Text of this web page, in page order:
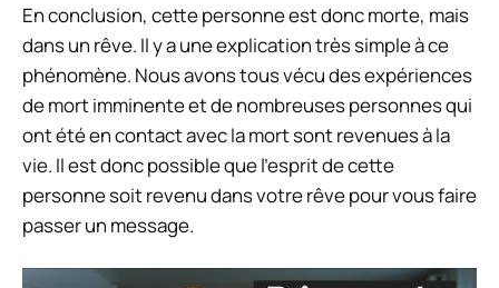
En conclusion, cette personne est donc morte, mais
dans un rêve. Il y a une explication très simple à ce
phénomène. Nous avons tous vécu des expériences
de mort imminente et de nombreuses personnes qui
ont été en contact avec la mort sont revenues à la
vie. Il est donc possible que l’esprit de cette
personne soit revenu dans votre rêve pour vous faire
passer un message.